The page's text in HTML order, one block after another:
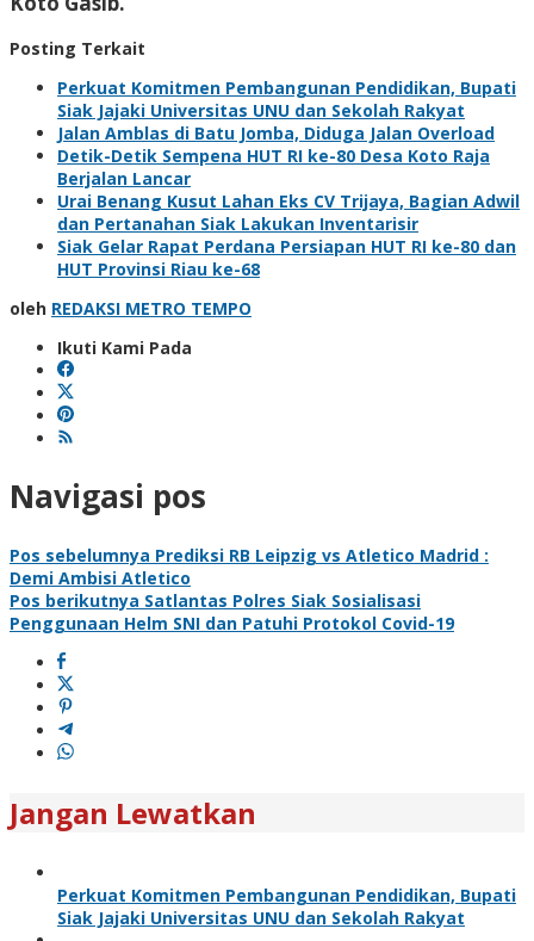
Posting Terkait
Perkuat Komitmen Pembangunan Pendidikan, Bupati
Siak Jajaki Universitas UNU dan Sekolah Rakyat
Jalan Amblas di Batu Jomba, Diduga Jalan Overload
Detik-Detik Sempena HUT RI ke-80 Desa Koto Raja
Berjalan Lancar
Urai Benang Kusut Lahan Eks CV Trijaya, Bagian Adwil
dan Pertanahan Siak Lakukan Inventarisir
Siak Gelar Rapat Perdana Persiapan HUT RI ke-80 dan
HUT Provinsi Riau ke-68
oleh REDAKSI METRO TEMPO
Ikuti Kami Pada
Navigasi pos
Pos sebelumnya Prediksi RB Leipzig vs Atletico Madrid :
Demi Ambisi Atletico
Pos berikutnya Satlantas Polres Siak Sosialisasi
Penggunaan Helm SNI dan Patuhi Protokol Covid-19
Jangan Lewatkan
Perkuat Komitmen Pembangunan Pendidikan, Bupati
Siak Jajaki Universitas UNU dan Sekolah Rakyat